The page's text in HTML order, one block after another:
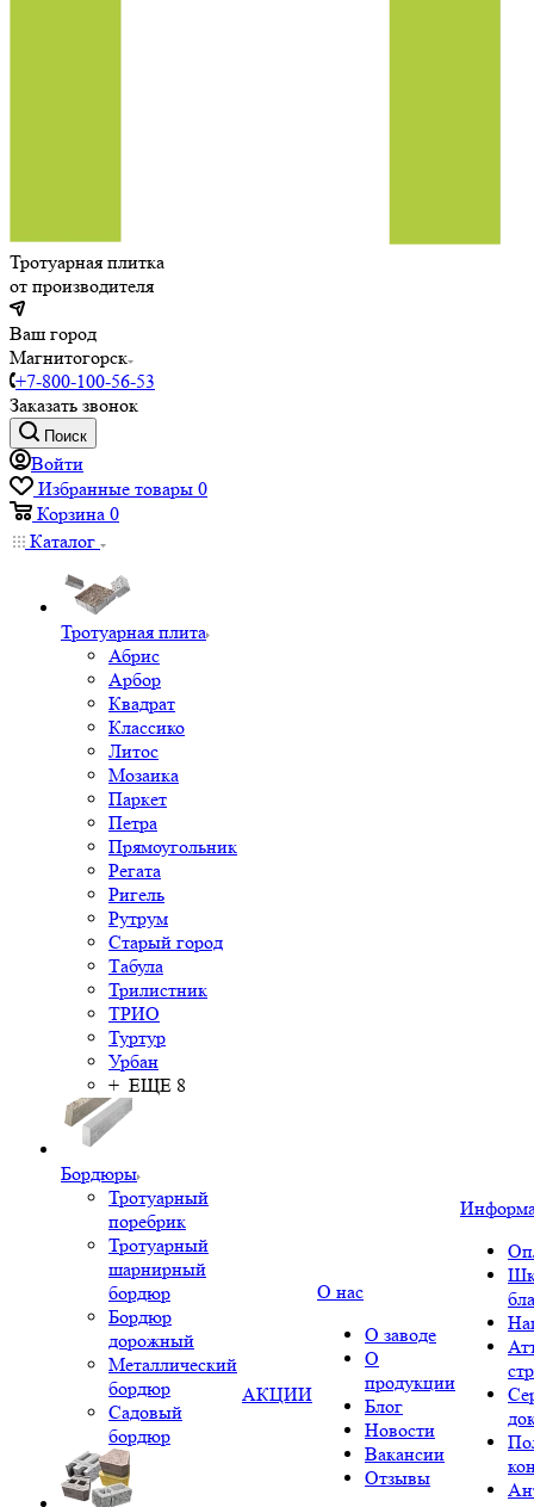
Тротуарная плитка
от производителя
Ваш город
Магнитогорск
+7-800-100-56-53
Заказать звонок
Поиск
Войти
Избранные товары 0
Корзина 0
Каталог
Тротуарная плита
Абрис
Арбор
Квадрат
Классико
Литос
Мозаика
Паркет
Петра
Прямоугольник
Регата
Ригель
Рутрум
Старый город
Табула
Трилистник
ТРИО
Туртур
Урбан
+ ЕЩЕ 8
Бордюры
Тротуарный
поребрик
Тротуарный
шарнирный
бордюр
Бордюр
дорожный
Металлический
бордюр
Садовый
бордюр
АКЦИИ
О нас
О заводе
О
продукции
Блог
Новости
Вакансии
Отзывы